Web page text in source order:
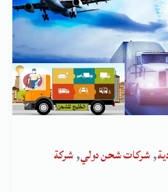
,شركات شحن دولي,شركة